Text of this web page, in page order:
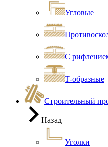
Угловые
С
Т-образные
Строительный
Назад
Уголки